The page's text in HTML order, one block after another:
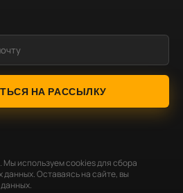
НА РАССЫЛКУ
используем cookies для сбора
Оставаясь на сайте, вы